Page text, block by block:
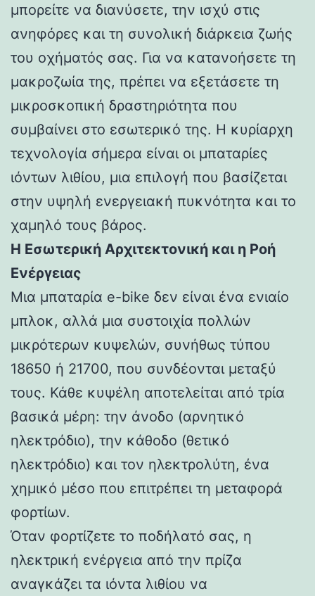
μπορείτε να διανύσετε, την ισχύ στις
ανηφόρες και τη συνολική διάρκεια ζωής
του οχήματός σας. Για να κατανοήσετε τη
μακροζωία της, πρέπει να εξετάσετε τη
μικροσκοπική δραστηριότητα που
συμβαίνει στο εσωτερικό της. Η κυρίαρχη
τεχνολογία σήμερα είναι οι μπαταρίες
ιόντων λιθίου, μια επιλογή που βασίζεται
στην υψηλή ενεργειακή πυκνότητα και το
χαμηλό τους βάρος.
Η Εσωτερική Αρχιτεκτονική και η Ροή
Ενέργειας
Μια μπαταρία e-bike δεν είναι ένα ενιαίο
μπλοκ, αλλά μια συστοιχία πολλών
μικρότερων κυψελών, συνήθως τύπου
18650 ή 21700, που συνδέονται μεταξύ
τους. Κάθε κυψέλη αποτελείται από τρία
βασικά μέρη: την άνοδο (αρνητικό
ηλεκτρόδιο), την κάθοδο (θετικό
ηλεκτρόδιο) και τον ηλεκτρολύτη, ένα
χημικό μέσο που επιτρέπει τη μεταφορά
φορτίων.
Όταν φορτίζετε το ποδήλατό σας, η
ηλεκτρική ενέργεια από την πρίζα
αναγκάζει τα ιόντα λιθίου να